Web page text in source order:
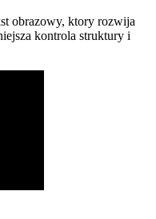
obrazowy, ktory rozwija
kontrola struktury i